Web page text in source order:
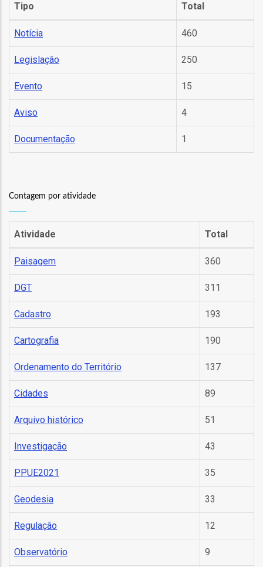
Tipo Total
Notícia 460
Legislação 250
Evento 15
Aviso 4
Documentação 1
Contagem por atividade
Atividade Total
Paisagem 360
DGT 311
Cadastro 193
Cartografia 190
Ordenamento do Território 137
Cidades 89
Arquivo histórico 51
Investigação 43
PPUE2021 35
Geodesia 33
Regulação 12
Observatório 9